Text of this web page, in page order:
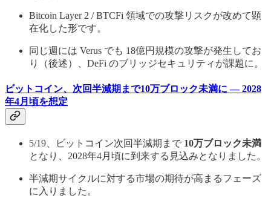
Bitcoin Layer 2 / BTCFi 領域での攻撃リスクが改めて顕
在化した形です。
同じ週には Verus でも 18億円規模の攻撃が発生してお
り（後述）、DeFi のブリッジセキュリティが課題に。
ビットコイン、次回半減期まで10万ブロック未満に — 2028
年4月頃を想定
5/19、ビットコイン次回半減期まで 10万ブロック未満
となり、2028年4月頃に到来する見込みとなりました。
半減期サイクルに対する市場の期待が高まるフェーズ
に入りました。